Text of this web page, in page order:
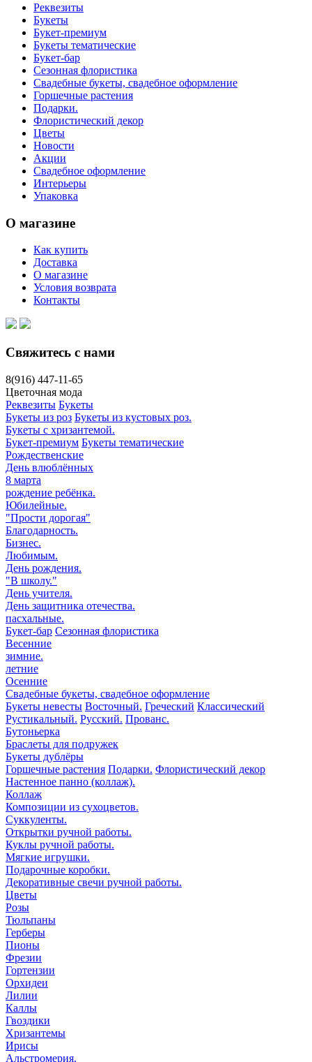
Реквезиты
Букеты
Букет-премиум
Букеты тематические
Букет-бар
Сезонная флористика
Свадебные букеты, свадебное оформление
Горшечные растения
Подарки.
Флористический декор
Цветы
Новости
Акции
Свадебное оформление
Интерьеры
Упаковка
О магазине
Как купить
Доставка
О магазине
Условия возврата
Контакты
Свяжитесь с нами
8(916) 447-11-65
Цветочная мода
Реквезиты Букеты
Букеты из роз Букеты из кустовых роз.
Букеты с хризантемой.
Букет-премиум Букеты тематические
Рождественские
День влюблённых
8 марта
рождение ребёнка.
Юбилейные.
"Прости дорогая"
Благодарность.
Бизнес.
Любимым.
День рождения.
"В школу."
День учителя.
День защитника отечества.
пасхальные.
Букет-бар Сезонная флористика
Весенние
зимние.
летние
Осенние
Свадебные букеты, свадебное оформление
Букеты невесты Восточный. Греческий Классический
Рустикальный. Русский. Прованс.
Бутоньерка
Браслеты для подружек
Букеты дублёры
Горшечные растения Подарки. Флористический декор
Настенное панно (коллаж).
Коллаж
Композиции из сухоцветов.
Суккуленты.
Открытки ручной работы.
Куклы ручной работы.
Мягкие игрушки.
Подарочные коробки.
Декоративные свечи ручной работы.
Цветы
Розы
Тюльпаны
Герберы
Пионы
Фрезии
Гортензии
Орхидеи
Лилии
Каллы
Гвоздики
Хризантемы
Ирисы
Альстромерия.